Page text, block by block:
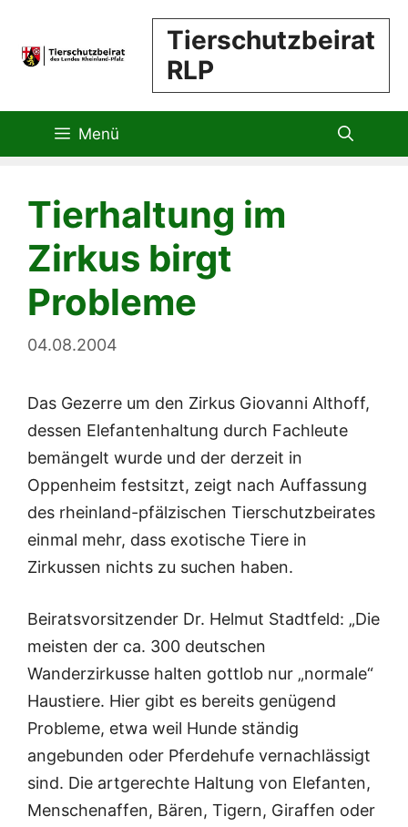
springen
Tierschutzbeirat
RLP
Menü
Tierhaltung im
Zirkus birgt
Probleme
04.08.2004
Das Gezerre um den Zirkus Giovanni Althoff,
dessen Elefantenhaltung durch Fachleute
bemängelt wurde und der derzeit in
Oppenheim festsitzt, zeigt nach Auffassung
des rheinland-pfälzischen Tierschutzbeirates
einmal mehr, dass exotische Tiere in
Zirkussen nichts zu suchen haben.
Beiratsvorsitzender Dr. Helmut Stadtfeld: „Die
meisten der ca. 300 deutschen
Wanderzirkusse halten gottlob nur „normale“
Haustiere. Hier gibt es bereits genügend
Probleme, etwa weil Hunde ständig
angebunden oder Pferdehufe vernachlässigt
sind. Die artgerechte Haltung von Elefanten,
Menschenaffen, Bären, Tigern, Giraffen oder